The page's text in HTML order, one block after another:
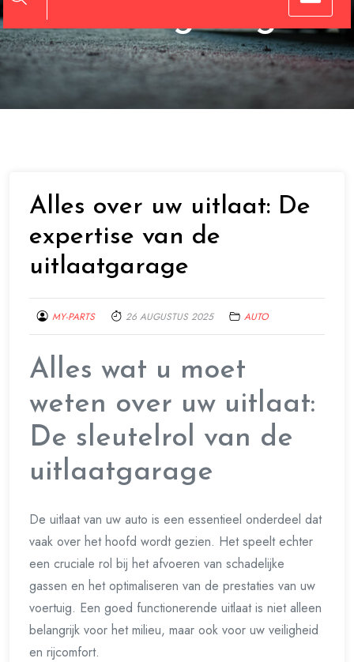
uitlaatgarage
Alles over uw uitlaat: De
expertise van de
uitlaatgarage
MY-PARTS 26 AUGUSTUS 2025 AUTO
Alles wat u moet
weten over uw uitlaat:
De sleutelrol van de
uitlaatgarage
De uitlaat van uw auto is een essentieel onderdeel dat
vaak over het hoofd wordt gezien. Het speelt echter
een cruciale rol bij het afvoeren van schadelijke
gassen en het optimaliseren van de prestaties van uw
voertuig. Een goed functionerende uitlaat is niet alleen
belangrijk voor het milieu, maar ook voor uw veiligheid
en rijcomfort.